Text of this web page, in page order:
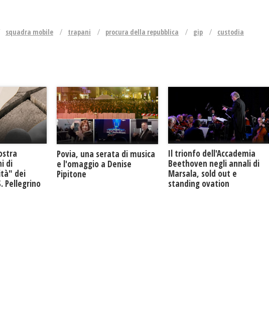
squadra mobile trapani procura della repubblica gip
custodia
di
dei
Pellegrino
Povia, una serata di musica
e l'omaggio a Denise
Pipitone
Il trionfo dell'Accademia
Beethoven negli annali di
Marsala, sold out e
standing ovation